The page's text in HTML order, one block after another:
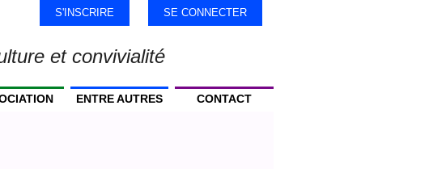
et convivialité
S'INSCRIRE SE CONNECTER
ENTRE AUTRES
CONTACT